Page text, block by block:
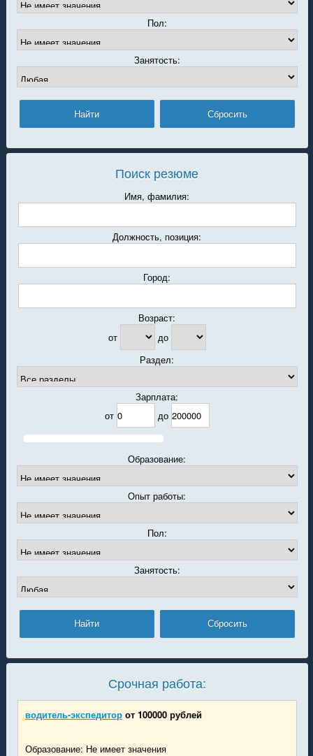
Пол:
Занятость:
Поиск резюме
Имя, фамилия:
Должность, позиция:
Город:
Возраст:
от
до
Раздел:
Зарплата:
от
до
Образование:
Опыт работы:
Пол:
Занятость:
Срочная работа:
водитель-экспедитор от 100000 рублей
Образование: Не имеет значения